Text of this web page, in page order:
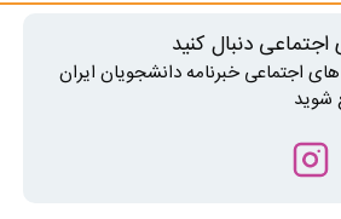
دنبال کنید
اجتماعی خبرنامه دانشجویان ایران
شوید